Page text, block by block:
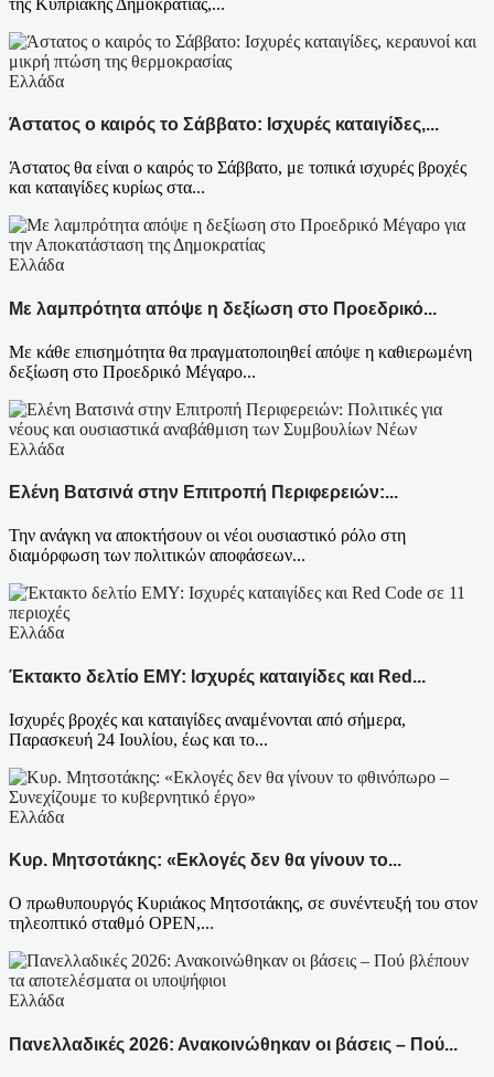
Ελλάδα
Άστατος ο καιρός το Σάββατο: Ισχυρές καταιγίδες,...
Άστατος θα είναι ο καιρός το Σάββατο, με τοπικά ισχυρές βροχές
και καταιγίδες κυρίως στα...
Ελλάδα
Με λαμπρότητα απόψε η δεξίωση στο Προεδρικό...
Με κάθε επισημότητα θα πραγματοποιηθεί απόψε η καθιερωμένη
δεξίωση στο Προεδρικό Μέγαρο...
Ελλάδα
Ελένη Βατσινά στην Επιτροπή Περιφερειών:...
Την ανάγκη να αποκτήσουν οι νέοι ουσιαστικό ρόλο στη
διαμόρφωση των πολιτικών αποφάσεων...
Ελλάδα
Έκτακτο δελτίο ΕΜΥ: Ισχυρές καταιγίδες και Red...
Ισχυρές βροχές και καταιγίδες αναμένονται από σήμερα,
Παρασκευή 24 Ιουλίου, έως και το...
Ελλάδα
Κυρ. Μητσοτάκης: «Εκλογές δεν θα γίνουν το...
Ο πρωθυπουργός Κυριάκος Μητσοτάκης, σε συνέντευξή του στον
τηλεοπτικό σταθμό OPEN,...
Ελλάδα
Πανελλαδικές 2026: Ανακοινώθηκαν οι βάσεις – Πού...